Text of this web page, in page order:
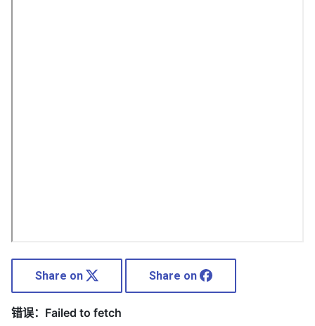
Share on Share on